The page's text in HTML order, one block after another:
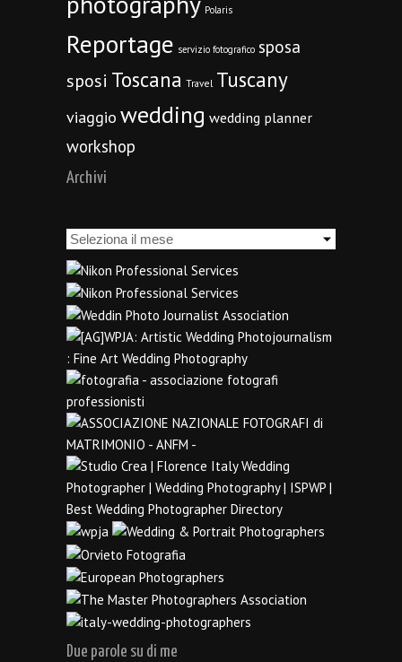
Polaris
Reportage servizio fotografico sposa
sposi Toscana Travel Tuscany
viaggio wedding wedding planner
workshop
Archivi
Archivi
Due parole su di me